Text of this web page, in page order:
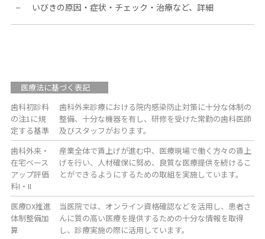
いびきの原因・症状・チェック・治療など、詳細
医療法に基づく表記
歯科初診料
の注1に規
定する基準
歯科外来診療における院内感染防止対策に十分な体制の
整備、十分な機器を有し、研修を受けた常勤の歯科医師
及びスタッフがおります。
歯科外来・
在宅ベース
アップ評価
料I・II
産業全体で賃上げが進む中、医療現場で働く方々の賃上
げを行い、人材確保に努め、良質な医療提供を続けるこ
とができるようにするための取組を実施しています。
医療DX推進
体制整備加
算
当医院では、オンライン資格確認などを活用し、患者さ
んに質の高い医療を提供するための十分な情報を取得
し、診療実施の際に活用しています。